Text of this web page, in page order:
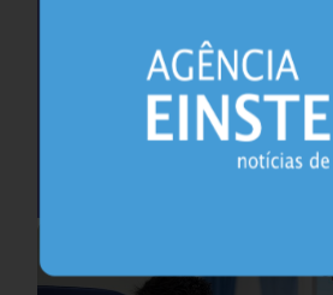
privação do sono, sugere